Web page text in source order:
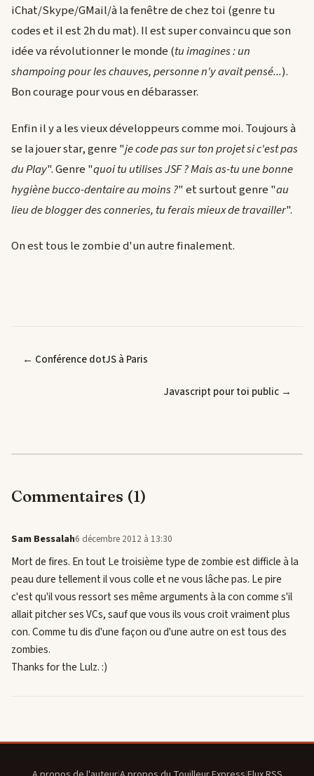
iChat/Skype/GMail/à la fenêtre de chez toi (genre tu
codes et il est 2h du mat). Il est super convaincu que son
idée va révolutionner le monde (tu imagines : un
shampoing pour les chauves, personne n'y avait pensé...).
Bon courage pour vous en débarasser.
Enfin il y a les vieux développeurs comme moi. Toujours à
se la jouer star, genre "je code pas sur ton projet si c'est pas
du Play". Genre "quoi tu utilises JSF ? Mais as-tu une bonne
hygiène bucco-dentaire au moins ?" et surtout genre "au
lieu de blogger des conneries, tu ferais mieux de travailler".
On est tous le zombie d'un autre finalement.
← Conférence dotJS à Paris
Javascript pour toi public →
Commentaires (1)
Sam Bessalah6 décembre 2012 à 13:30
Mort de fires. En tout Le troisième type de zombie est difficle à la
peau dure tellement il vous colle et ne vous lâche pas. Le pire
c'est qu'il vous ressort ses même arguments à la con comme s'il
allait pitcher ses VCs, sauf que vous ils vous croit vraiment plus
con. Comme tu dis d'une façon ou d'une autre on est tous des
zombies.
Thanks for the Lulz. :)